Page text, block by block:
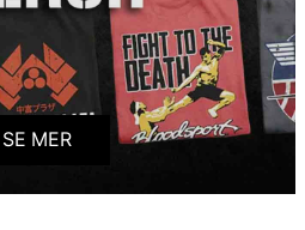
SE MER